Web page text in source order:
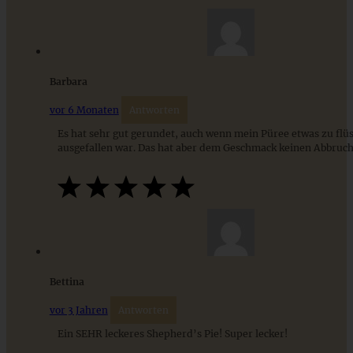
ZUM BEITRAG
Barbara
vor 6 Monaten Antworten
Es hat sehr gut gerundet, auch wenn mein Püree etwas zu
ausgefallen war. Das hat aber dem Geschmack keinen
Bettina
vor 3 Jahren Antworten
Ein SEHR leckeres Shepherd’s Pie! Super lecker!